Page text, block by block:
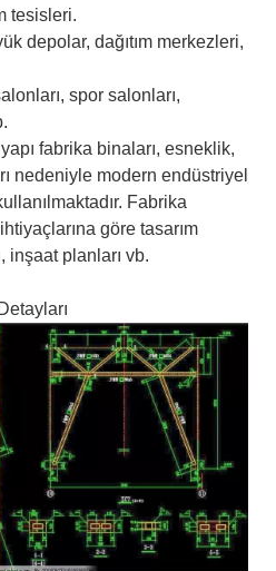
tesisleri.
depolar, dağıtım merkezleri,
spor salonları,
fabrika binaları, esneklik,
nedeniyle modern endüstriyel
Fabrika
göre tasarım
inşaat planları vb.